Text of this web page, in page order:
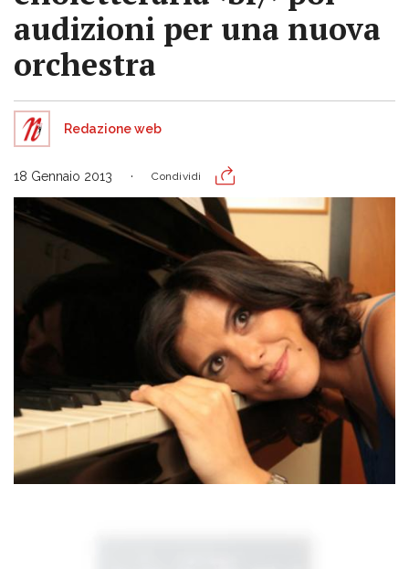
audizioni per una nuova
orchestra
Redazione web
18 Gennaio 2013 Condividi